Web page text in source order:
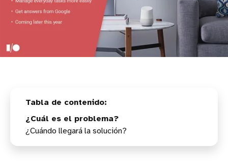
¿Cuál es el problema?
¿Cuándo llegará la solución?